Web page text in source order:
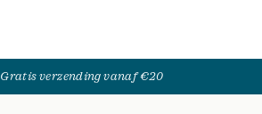
Gratis verzending vanaf €20